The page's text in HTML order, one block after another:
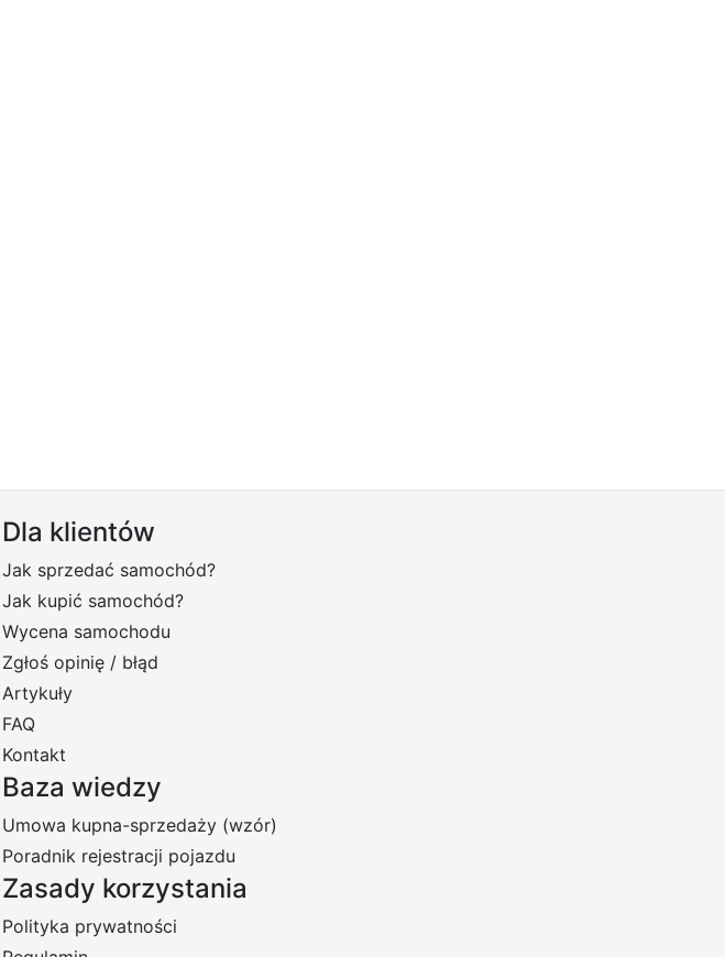
Dla klientów
Jak sprzedać samochód?
Jak kupić samochód?
Wycena samochodu
Zgłoś opinię / błąd
Artykuły
FAQ
Kontakt
Baza wiedzy
Umowa kupna-sprzedaży (wzór)
Poradnik rejestracji pojazdu
Zasady korzystania
Polityka prywatności